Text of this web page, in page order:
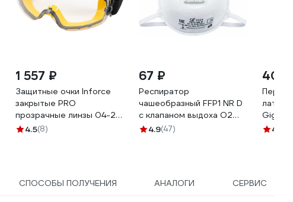
1 557 ₽
Защитные очки Inforce
закрытые PRO
прозрачные линзы 04-24-
024.5(8)
67 ₽
Респиратор
чашеобразный FFP1 NR D
с клапаном выдоха О2
21114.9(47)
40
Gigant
4
СПОСОБЫ ПОЛУЧЕНИЯ АНАЛОГИ СЕРВИС